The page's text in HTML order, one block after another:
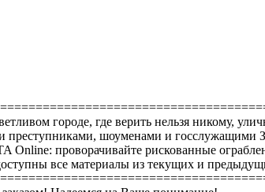
городе, где верить нельзя никому,
шоуменами и госслужащими
проворачивайте рискованные
все материалы из текущих и